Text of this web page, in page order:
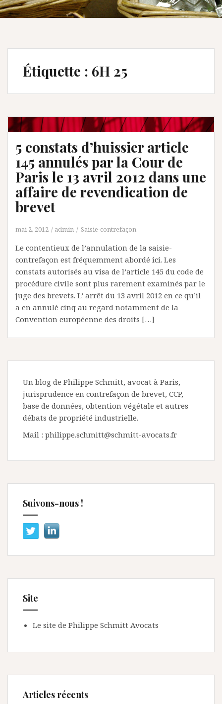
Étiquette : 6H 25
5 constats d’huissier article
145 annulés par la Cour de
Paris le 13 avril 2012 dans une
affaire de revendication de
brevet
mai 2, 2012 admin Saisie-contrefaçon
Le contentieux de l’annulation de la saisie-
contrefaçon est fréquemment abordé ici. Les
constats autorisés au visa de l’article 145 du code de
procédure civile sont plus rarement examinés par le
juge des brevets. L’ arrêt du 13 avril 2012 en ce qu’il
a en annulé cinq au regard notamment de la
Convention européenne des droits […]
Un blog de Philippe Schmitt, avocat à Paris,
jurisprudence en contrefaçon de brevet, CCP,
base de données, obtention végétale et autres
débats de propriété industrielle.
Mail : philippe.schmitt@schmitt-avocats.fr
Suivons-nous !
Site
Le site de Philippe Schmitt Avocats
Articles récents